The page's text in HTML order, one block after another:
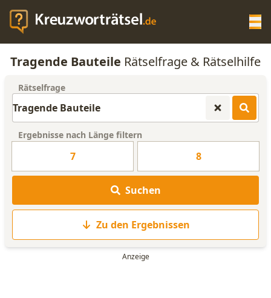
KREUZWORTRÄTSEL-HILFE
WORTLISTE
Tragende Bauteile Rätselfrage & Rätselhilfe
Rätselfrage
Ergebnisse nach Länge filtern
7 8
Suchen
Zu den Ergebnissen